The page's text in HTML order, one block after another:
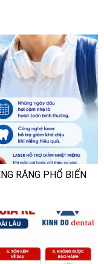
RĂNG PHỔ BIẾN